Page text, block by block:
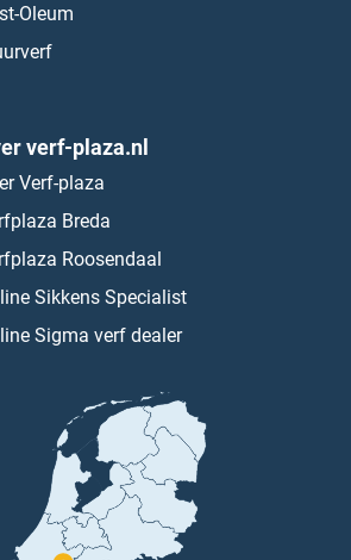
Oleum
verf-plaza.nl
Verf-plaza
Breda
Roosendaal
Sikkens Specialist
Sigma verf dealer